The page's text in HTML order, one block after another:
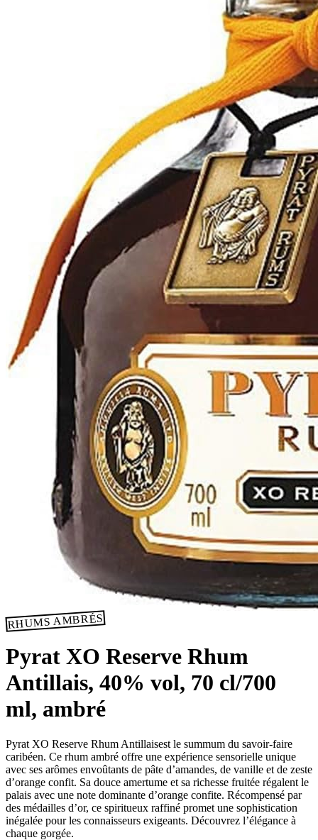
RHUMS AMBRÉS
Pyrat XO Reserve Rhum
Antillais, 40% vol, 70 cl/700
ml, ambré
Pyrat XO Reserve Rhum Antillaisest le summum du savoir-faire
caribéen. Ce rhum ambré offre une expérience sensorielle unique
avec ses arômes envoûtants de pâte d’amandes, de vanille et de zeste
d’orange confit. Sa douce amertume et sa richesse fruitée régalent le
palais avec une note dominante d’orange confite. Récompensé par
des médailles d’or, ce spiritueux raffiné promet une sophistication
inégalée pour les connaisseurs exigeants. Découvrez l’élégance à
chaque gorgée.